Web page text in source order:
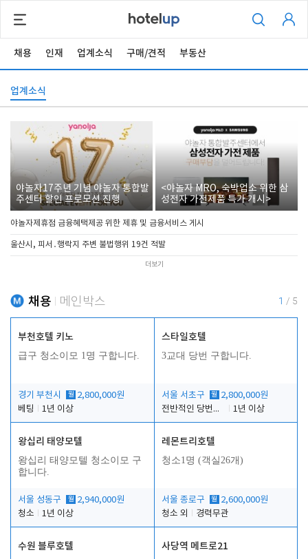
채용 인재 업계소식 구매/견적 부동산
업계소식
야놀자17주년 기념 야놀자 통합발
주센터 할인 프로모션 진행
<야놀자 MRO, 숙박업소 위한 삼
성전자 가전제품 특가 개시>
야놀자제휴점 금융혜택제공 위한 제휴 및 금융서비스 게시
울산시, 피서․행락지 주변 불법행위 19건 적발
더보기
채용 메인박스 1 / 5
부천호텔 키노
급구 청소이모 1명 구합니다.
경기 부천시 월 2,800,000원
베팅
1년 이상
스타일호텔
3교대 당번 구합니다.
서울 서초구 월 2,800,000원
전반적인 당번업무
1년 이상
왕십리 태양모텔
왕십리 태양모텔 청소이모 구
합니다.
서울 성동구 월 2,940,000원
청소
1년 이상
레몬트리호텔
청소1명 (객실26개)
서울 종로구 월 2,600,000원
청소 외
경력무관
수원 블루호텔 사당역 메트로21